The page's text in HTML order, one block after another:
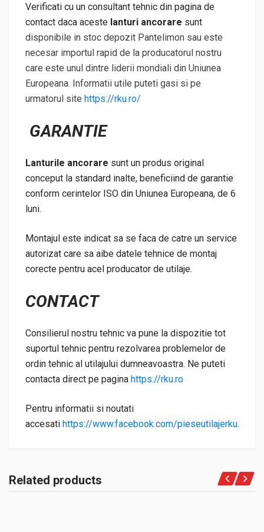
Verificati cu un consultant tehnic din pagina de
contact daca aceste lanturi ancorare sunt
disponibile in stoc depozit Pantelimon sau este
necesar importul rapid de la producatorul nostru
care este unul dintre liderii mondiali din Uniunea
Europeana. Informatii utile puteti gasi si pe
urmatorul site https://rku.ro/
GARANTIE
Lanturile ancorare sunt un produs original
conceput la standard inalte, beneficiind de garantie
conform cerintelor ISO din Uniunea Europeana, de 6
luni.
Montajul este indicat sa se faca de catre un service
autorizat care sa aibe datele tehnice de montaj
corecte pentru acel producator de utilaje.
CONTACT
Consilierul nostru tehnic va pune la dispozitie tot
suportul tehnic pentru rezolvarea problemelor de
ordin tehnic al utilajului dumneavoastra. Ne puteti
contacta direct pe pagina https://rku.ro
Pentru informatii si noutati
accesati https://www.facebook.com/pieseutilajerku.
Related products